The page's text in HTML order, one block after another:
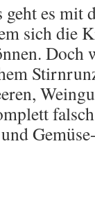
geht es mit
sich die
Doch